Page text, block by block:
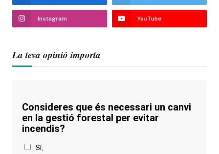
Instagram YouTube
La teva opinió importa
Consideres que és necessari un canvi
en la gestió forestal per evitar
incendis?
Sí,